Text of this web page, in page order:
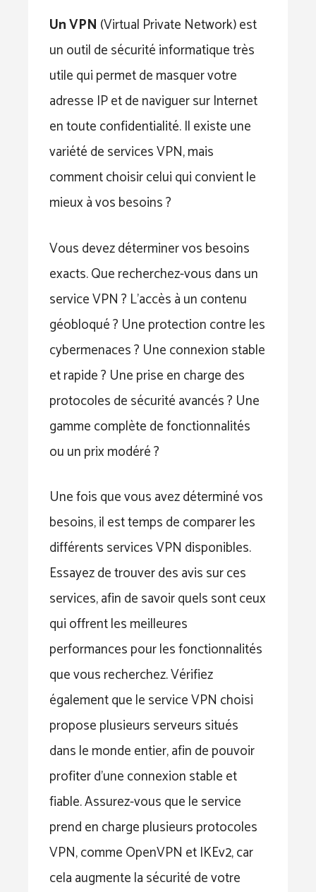
Un VPN (Virtual Private Network) est
un outil de sécurité informatique très
utile qui permet de masquer votre
adresse IP et de naviguer sur Internet
en toute confidentialité. Il existe une
variété de services VPN, mais
comment choisir celui qui convient le
mieux à vos besoins ?
Vous devez déterminer vos besoins
exacts. Que recherchez-vous dans un
service VPN ? L’accès à un contenu
géobloqué ? Une protection contre les
cybermenaces ? Une connexion stable
et rapide ? Une prise en charge des
protocoles de sécurité avancés ? Une
gamme complète de fonctionnalités
ou un prix modéré ?
Une fois que vous avez déterminé vos
besoins, il est temps de comparer les
différents services VPN disponibles.
Essayez de trouver des avis sur ces
services, afin de savoir quels sont ceux
qui offrent les meilleures
performances pour les fonctionnalités
que vous recherchez. Vérifiez
également que le service VPN choisi
propose plusieurs serveurs situés
dans le monde entier, afin de pouvoir
profiter d’une connexion stable et
fiable. Assurez-vous que le service
prend en charge plusieurs protocoles
VPN, comme OpenVPN et IKEv2, car
cela augmente la sécurité de votre